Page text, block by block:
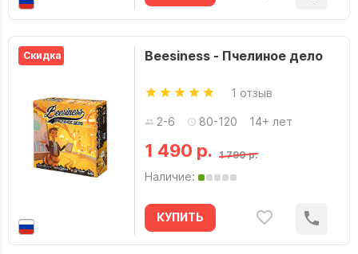
Скидка Beesiness - Пчелиное дело
1 отзыв
2-6 80-120 14+ лет
1 490 р. 1 790 р.
Наличие:
КУПИТЬ